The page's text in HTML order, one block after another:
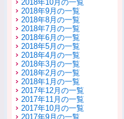
2018年10月の一覧
2018年9月の一覧
2018年8月の一覧
2018年7月の一覧
2018年6月の一覧
2018年5月の一覧
2018年4月の一覧
2018年3月の一覧
2018年2月の一覧
2018年1月の一覧
2017年12月の一覧
2017年11月の一覧
2017年10月の一覧
2017年9月の一覧